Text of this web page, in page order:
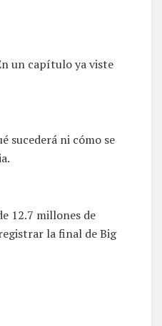
un capítulo ya viste
sucederá ni cómo se
12.7 millones de
la final de Big